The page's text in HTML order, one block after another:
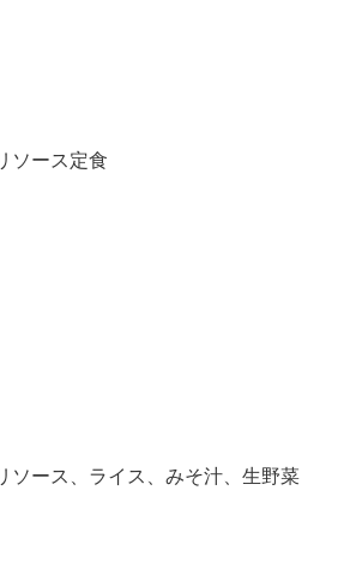
ソース定食
ソース、ライス、みそ汁、生野菜